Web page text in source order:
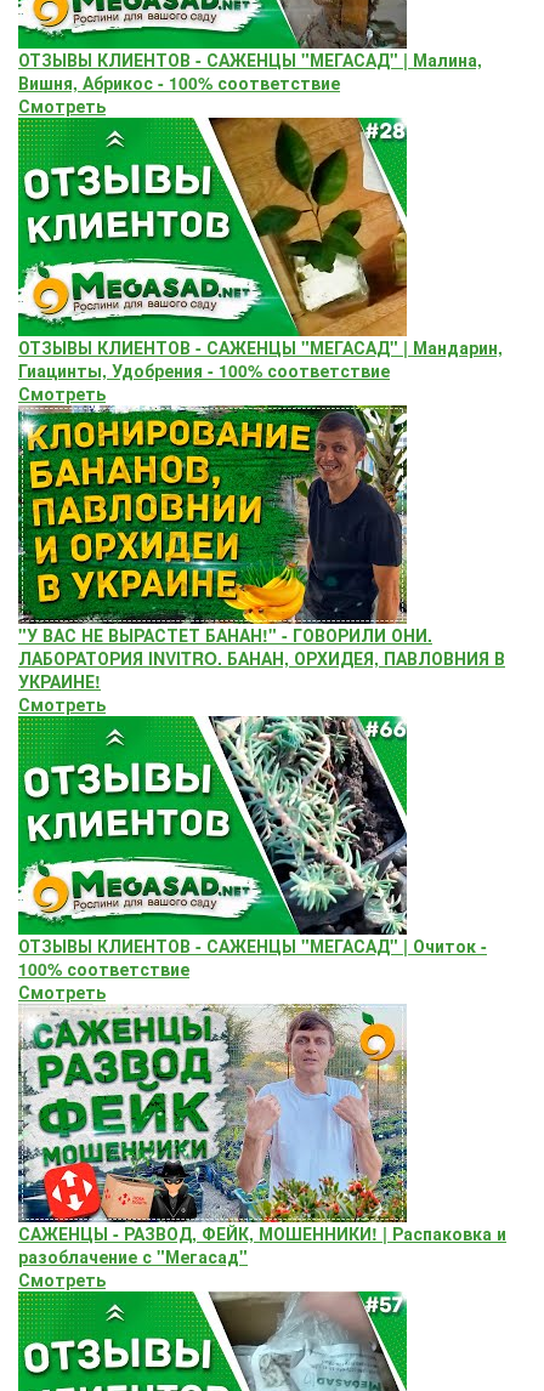
ОТЗЫВЫ КЛИЕНТОВ - САЖЕНЦЫ "МЕГАСАД" | Малина,
Вишня, Абрикос - 100% соответствие
Смотреть
ОТЗЫВЫ КЛИЕНТОВ - САЖЕНЦЫ "МЕГАСАД" | Мандарин,
Гиацинты, Удобрения - 100% соответствие
Смотреть
"У ВАС НЕ ВЫРАСТЕТ БАНАН!" - ГОВОРИЛИ ОНИ.
ЛАБОРАТОРИЯ INVITRO. БАНАН, ОРХИДЕЯ, ПАВЛОВНИЯ В
УКРАИНЕ!
Смотреть
ОТЗЫВЫ КЛИЕНТОВ - САЖЕНЦЫ "МЕГАСАД" | Очиток -
100% соответствие
Смотреть
САЖЕНЦЫ - РАЗВОД, ФЕЙК, МОШЕННИКИ! | Распаковка и
разоблачение с "Мегасад"
Смотреть